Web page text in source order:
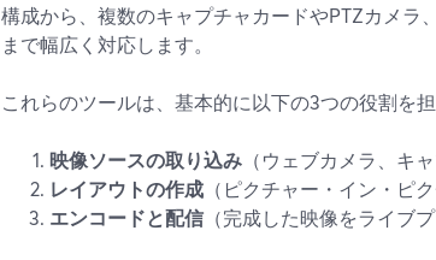
構成から、複数のキャプチャカードやPTZカメ
まで幅広く対応します。
これらのツールは、基本的に以下の3つの役割を
映像ソースの取り込み （ウェブカメラ、キ
レイアウトの作成 （ピクチャー・イン・ピ
エンコードと配信 （完成した映像をライブ